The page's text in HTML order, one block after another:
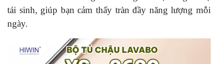
tái sinh, giúp bạn cảm thấy tràn đầy năng lượng mỗi
ngày.